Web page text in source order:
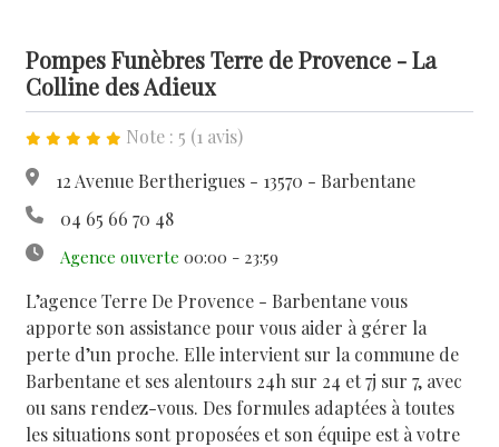
Pompes Funèbres Terre de Provence - La
Colline des Adieux
Note : 5 (1 avis)
12 Avenue Bertherigues - 13570 - Barbentane
04 65 66 70 48
Agence ouverte 00:00 - 23:59
L’agence Terre De Provence - Barbentane vous
apporte son assistance pour vous aider à gérer la
perte d’un proche. Elle intervient sur la commune de
Barbentane et ses alentours 24h sur 24 et 7j sur 7, avec
ou sans rendez-vous. Des formules adaptées à toutes
les situations sont proposées et son équipe est à votre